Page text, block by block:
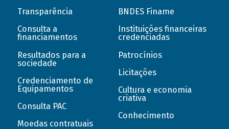
Transparência
Consulta a
financiamentos
Resultados para a
sociedade
Credenciamento de
Equipamentos
Consulta PAC
Moedas contratuais
BNDES Finame
Instituições financeiras
credenciadas
Patrocínios
Licitações
Cultura e economia
criativa
Conhecimento